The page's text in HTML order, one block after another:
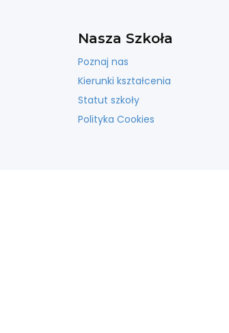
Nasza Szkoła
Poznaj nas
Kierunki kształcenia
Statut szkoły
Polityka Cookies